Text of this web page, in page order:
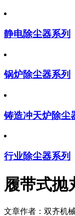
静电除尘器系列
锅炉除尘器系列
铸造冲天炉除尘
行业除尘器系列
履带式抛
文章作者：双齐